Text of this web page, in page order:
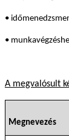
•
•
A megvalósult
Megnevezés